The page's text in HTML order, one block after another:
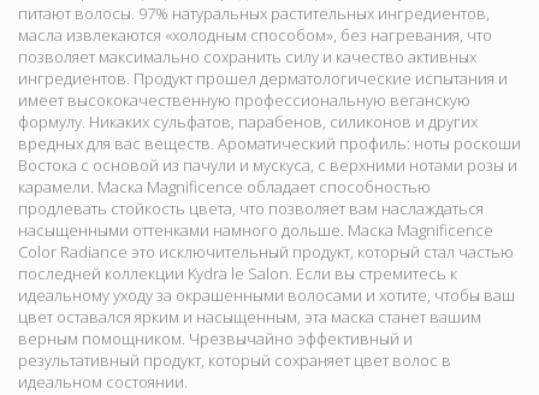
питают волосы. 97% натуральных растительных ингредиентов,
масла извлекаются «холодным способом», без нагревания, что
позволяет максимально сохранить силу и качество активных
ингредиентов. Продукт прошел дерматологические испытания и
имеет высококачественную профессиональную веганскую
формулу. Никаких сульфатов, парабенов, силиконов и других
вредных для вас веществ. Ароматический профиль: ноты роскоши
Востока с основой из пачули и мускуса, с верхними нотами розы и
карамели. Маска Magnificence обладает способностью
продлевать стойкость цвета, что позволяет вам наслаждаться
насыщенными оттенками намного дольше. Маска Magnificence
Color Radiance это исключительный продукт, который стал частью
последней коллекции Kydra le Salon. Если вы стремитесь к
идеальному уходу за окрашенными волосами и хотите, чтобы ваш
цвет оставался ярким и насыщенным, эта маска станет вашим
верным помощником. Чрезвычайно эффективный и
результативный продукт, который сохраняет цвет волос в
идеальном состоянии.